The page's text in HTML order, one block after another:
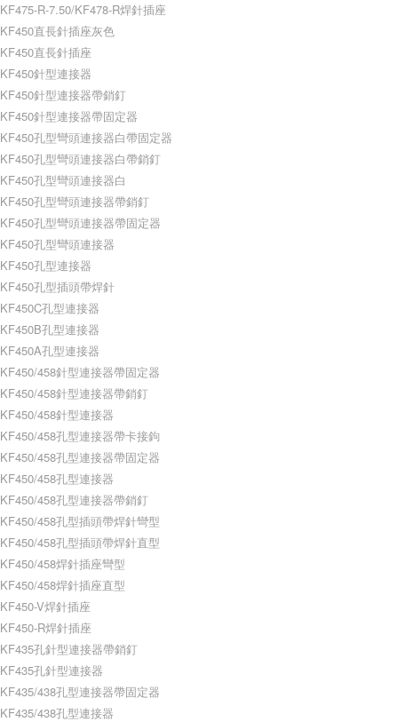
KF475-R-7.50/KF478-R焊針插座
KF450直長針插座灰色
KF450直長針插座
KF450針型連接器
KF450針型連接器帶銷釘
KF450針型連接器帶固定器
KF450孔型彎頭連接器白帶固定器
KF450孔型彎頭連接器白帶銷釘
KF450孔型彎頭連接器白
KF450孔型彎頭連接器帶銷釘
KF450孔型彎頭連接器帶固定器
KF450孔型彎頭連接器
KF450孔型連接器
KF450孔型插頭帶焊針
KF450C孔型連接器
KF450B孔型連接器
KF450A孔型連接器
KF450/458針型連接器帶固定器
KF450/458針型連接器帶銷釘
KF450/458針型連接器
KF450/458孔型連接器帶卡接鉤
KF450/458孔型連接器帶固定器
KF450/458孔型連接器
KF450/458孔型連接器帶銷釘
KF450/458孔型插頭帶焊針彎型
KF450/458孔型插頭帶焊針直型
KF450/458焊針插座彎型
KF450/458焊針插座直型
KF450-V焊針插座
KF450-R焊針插座
KF435孔針型連接器帶銷釘
KF435孔針型連接器
KF435/438孔型連接器帶固定器
KF435/438孔型連接器